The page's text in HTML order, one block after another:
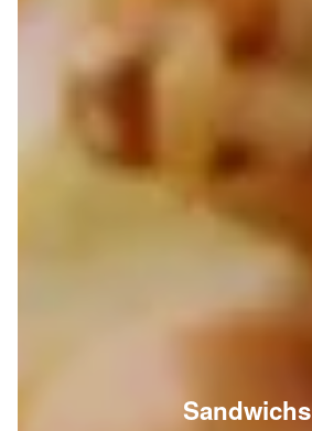
Sandwichs